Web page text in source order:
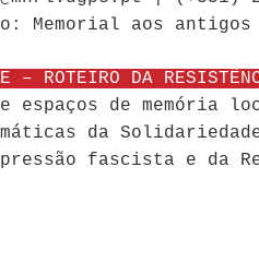
Memorial aos
– ROTEIRO DA
de memória
da
fascista e da